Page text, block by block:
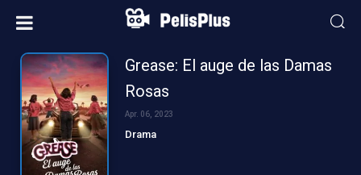
Grease: El auge de las Damas
Rosas
Apr. 06, 2023
Drama